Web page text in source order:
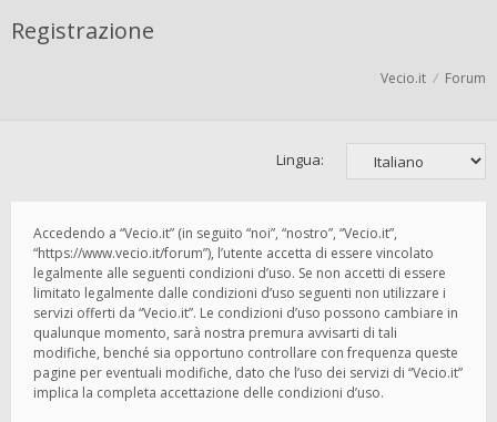
Registrazione
Vecio.it Forum
Lingua:
Accedendo a “Vecio.it” (in seguito “noi”, “nostro”, “Vecio.it”,
“https://www.vecio.it/forum”), l’utente accetta di essere vincolato
legalmente alle seguenti condizioni d’uso. Se non accetti di essere
limitato legalmente dalle condizioni d’uso seguenti non utilizzare i
servizi offerti da “Vecio.it”. Le condizioni d’uso possono cambiare in
qualunque momento, sarà nostra premura avvisarti di tali
modifiche, benché sia opportuno controllare con frequenza queste
pagine per eventuali modifiche, dato che l’uso dei servizi di “Vecio.it”
implica la completa accettazione delle condizioni d’uso.